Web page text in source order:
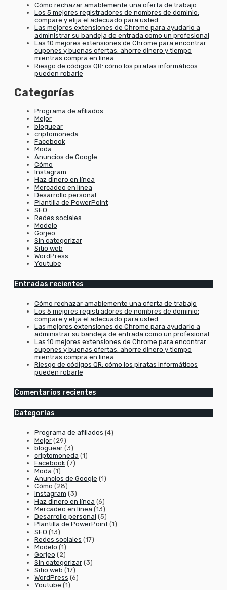
Cómo rechazar amablemente una oferta de trabajo
Los 5 mejores registradores de nombres de dominio:
compare y elija el adecuado para usted
Las mejores extensiones de Chrome para ayudarlo a
administrar su bandeja de entrada como un profesional
Las 10 mejores extensiones de Chrome para encontrar
cupones y buenas ofertas: ahorre dinero y tiempo
mientras compra en línea
Riesgo de códigos QR: cómo los piratas informáticos
pueden robarle
Categorías
Programa de afiliados
Mejor
bloguear
criptomoneda
Facebook
Moda
Anuncios de Google
Cómo
Instagram
Haz dinero en línea
Mercadeo en línea
Desarrollo personal
Plantilla de PowerPoint
SEO
Redes sociales
Modelo
Gorjeo
Sin categorizar
Sitio web
WordPress
Youtube
Entradas recientes
Cómo rechazar amablemente una oferta de trabajo
Los 5 mejores registradores de nombres de dominio:
compare y elija el adecuado para usted
Las mejores extensiones de Chrome para ayudarlo a
administrar su bandeja de entrada como un profesional
Las 10 mejores extensiones de Chrome para encontrar
cupones y buenas ofertas: ahorre dinero y tiempo
mientras compra en línea
Riesgo de códigos QR: cómo los piratas informáticos
pueden robarle
Comentarios recientes
Categorías
Programa de afiliados (4)
Mejor (29)
bloguear (3)
criptomoneda (1)
Facebook (7)
Moda (1)
Anuncios de Google (1)
Cómo (28)
Instagram (3)
Haz dinero en línea (6)
Mercadeo en línea (13)
Desarrollo personal (5)
Plantilla de PowerPoint (1)
SEO (13)
Redes sociales (17)
Modelo (1)
Gorjeo (2)
Sin categorizar (3)
Sitio web (17)
WordPress (6)
Youtube (1)